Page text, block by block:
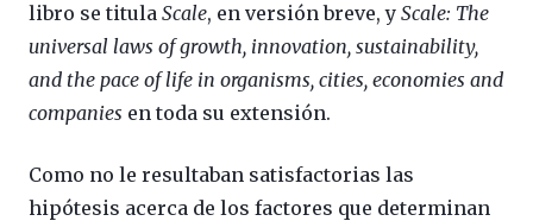
libro se titula Scale, en versión breve, y Scale: The
universal laws of growth, innovation, sustainability,
and the pace of life in organisms, cities, economies and
companies en toda su extensión.
Como no le resultaban satisfactorias las
hipótesis acerca de los factores que determinan